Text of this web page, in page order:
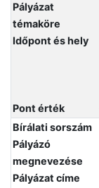
Pályázat
témaköre
Időpont és hely
Pont érték
Bírálati sorszám
Pályázó
megnevezése
Pályázat címe